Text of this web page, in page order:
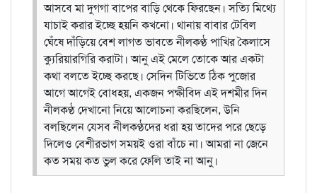
আসবে মা দুগগা বাপের বাড়ি থেকে ফিরছেন। সত্যি মিথ্যে
যাচাই করার ইচ্ছে হয়নি কখনো। থানায় বাবার টেবিল
ঘেঁষে দাঁড়িয়ে বেশ লাগত ভাবতে নীলকণ্ঠ পাখির কৈলাসে
ক্যুরিয়ারগিরি করাটা।আনু এই মেলে তোকে আর একটা
কথা বলতে ইচ্ছে করছে। সেদিন টিভিতে ঠিক পুজোর
আগে আগেই বোধহয়, একজন পক্ষীবিদ এই দশমীর দিন
নীলকণ্ঠ দেখানো নিয়ে আলোচনা করছিলেন, উনি
বলছিলেন যেসব নীলকণ্ঠদের ধরা হয় তাদের পরে ছেড়ে
দিলেও বেশীরভাগ সময়ই ওরা বাঁচে না। আমরা না জেনে
কত সময় কত ভুল করে ফেলি তাই না আনু।